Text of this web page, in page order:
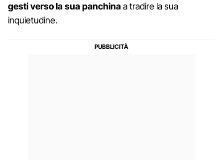
gesti verso la sua panchinaa tradire la sua
inquietudine.